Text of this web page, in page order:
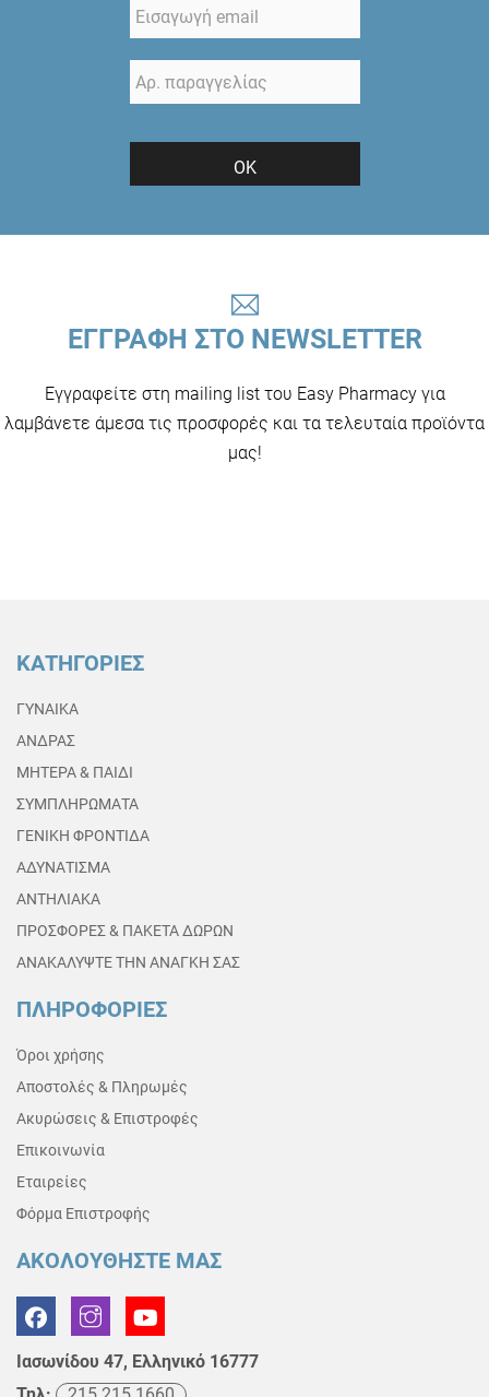
ΟΚ
ΕΓΓΡΑΦΗ ΣΤΟ NEWSLETTER
Εγγραφείτε στη mailing list του Easy Pharmacy για
λαμβάνετε άμεσα τις προσφορές και τα τελευταία προϊόντα
μας!
ΚΑΤΗΓΟΡΙΕΣ
ΓΥΝΑΙΚΑ
ΑΝΔΡΑΣ
ΜΗΤΕΡΑ & ΠΑΙΔΙ
ΣΥΜΠΛΗΡΩΜΑΤΑ
ΓΕΝΙΚΗ ΦΡΟΝΤΙΔΑ
ΑΔΥΝΑΤΙΣΜΑ
ΑΝΤΗΛΙΑΚΑ
ΠΡΟΣΦΟΡΕΣ & ΠΑΚΕΤΑ ΔΩΡΩΝ
ΑΝΑΚΑΛΥΨΤΕ ΤΗΝ ΑΝΑΓΚΗ ΣΑΣ
ΠΛΗΡΟΦΟΡΙΕΣ
Όροι χρήσης
Αποστολές & Πληρωμές
Ακυρώσεις & Επιστροφές
Επικοινωνία
Εταιρείες
Φόρμα Επιστροφής
ΑΚΟΛΟΥΘΗΣΤΕ ΜΑΣ
Ιασωνίδου 47, Ελληνικό 16777